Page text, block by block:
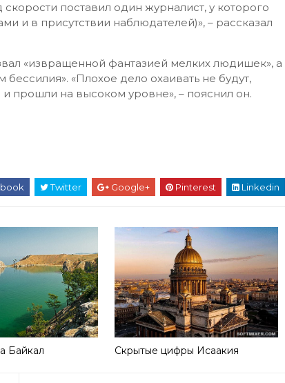
поставил один журналист, у которого
и в присутствии наблюдателей)», – рассказал
«извращенной фантазией мелких людишек», а
«Плохое дело охаивать не будут,
прошли на высоком уровне», – пояснил он.
Twitter Google+ Pinterest Linkedin
Байкал Скрытые цифры Исаакия